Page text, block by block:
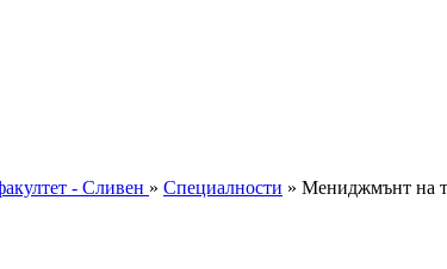
- Сливен » Специалности » Мениджмънт на